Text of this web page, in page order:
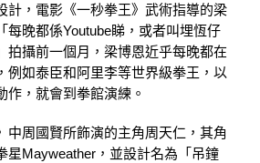
計，電影《一秒拳王》武術指導的梁
每晚都係Youtube睇，或者叫埋恆仔
拍攝前一個月，梁博恩近乎每晚都在
例如泰臣和阿里李等世界級拳王，以
作，就會到拳館演練。
中周國賢所飾演的主角周天仁，其角
星Mayweather，並設計名為「吊鐘